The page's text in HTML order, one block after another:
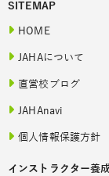
SITEMAP
HOME
JAHAについて
直営校ブログ
JAHAnavi
個人情報保護方針
インストラクター養